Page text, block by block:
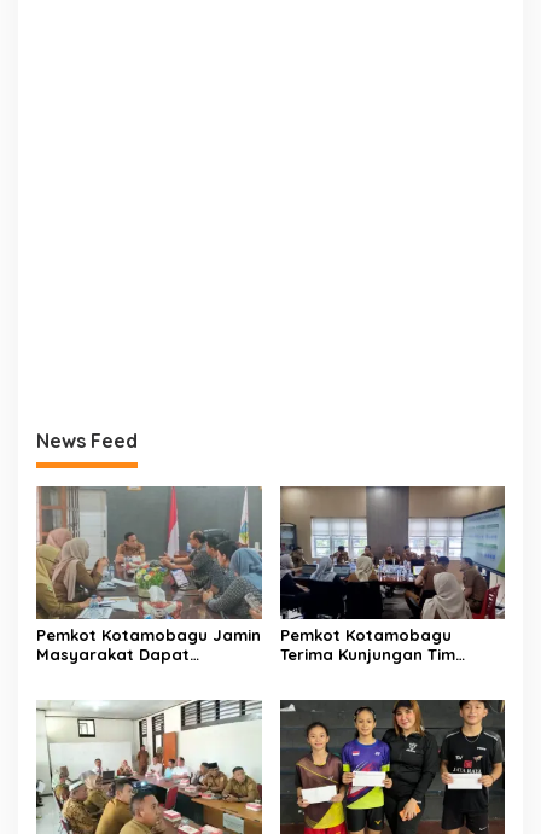
News Feed
Pemkot Kotamobagu Jamin
Masyarakat Dapat
Pemkot Kotamobagu
Terima Kunjungan Tim